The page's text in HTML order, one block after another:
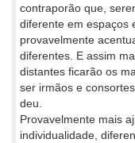
contraporão que,
diferente em espaços
provavelmente
diferentes. E assim
distantes ficarão os
ser irmãos e
deu.
Provavelmente mais
individualidade,